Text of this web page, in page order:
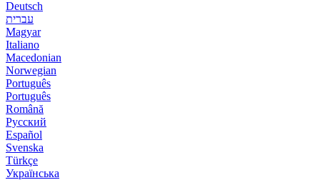
Deutsch
עברית
Magyar
Italiano
Macedonian
Norwegian
Português
Português
Română
Русский
Español
Svenska
Türkçe
Українська